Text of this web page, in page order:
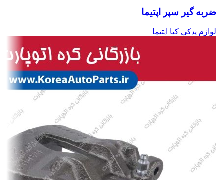
ضربه گیر سپر اپتیما
لوازم یدکی کیا اپتیما